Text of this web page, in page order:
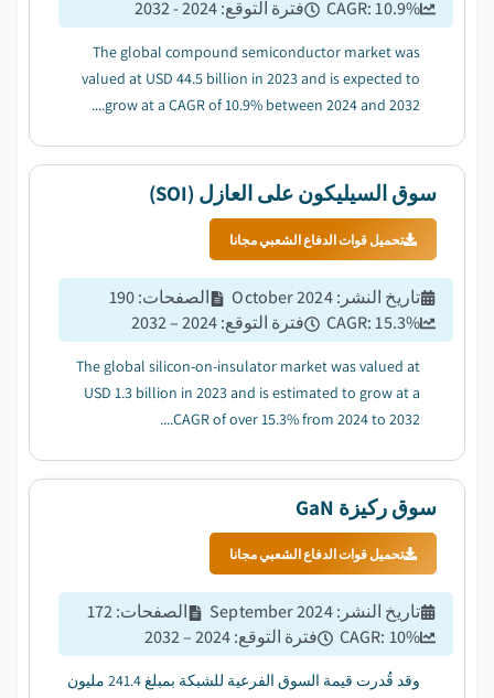
CAGR:10.9% فترة التوقع:
2024 - 2032
The global compound semiconductor market was
valued at USD 44.5 billion in 2023 and is expected to
grow at a CAGR of 10.9% between 2024 and 2032....
سوق السيليكون على العازل (SOI)
تحميل قوات الدفاع الشعبي مجانا
تاريخ النشر :
October 2024 الصفحات:
190
CAGR:15.3% فترة التوقع:
2024 – 2032
The global silicon-on-insulator market was valued at
USD 1.3 billion in 2023 and is estimated to grow at a
CAGR of over 15.3% from 2024 to 2032....
سوق ركيزة GaN
تحميل قوات الدفاع الشعبي مجانا
تاريخ النشر :
September 2024 الصفحات:
172
CAGR: 10% فترة التوقع:
2024 – 2032
وقد قُدرت قيمة السوق الفرعية للشبكة بمبلغ 241.4 مليون